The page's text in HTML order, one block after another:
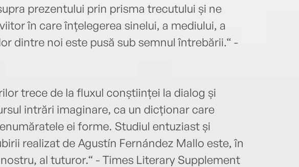
prezentului prin prisma trecutului și ne
în care înțelegerea sinelui, a mediului, a
dintre noi este pusă sub semnul întrebării.“ -
trece de la fluxul conștiinței la dialog și
intrări imaginare, ca un dicționar care
ei forme. Studiul entuziast și
realizat de Agustín Fernández Mallo este, în
al tuturor.“ - Times Literary Supplement